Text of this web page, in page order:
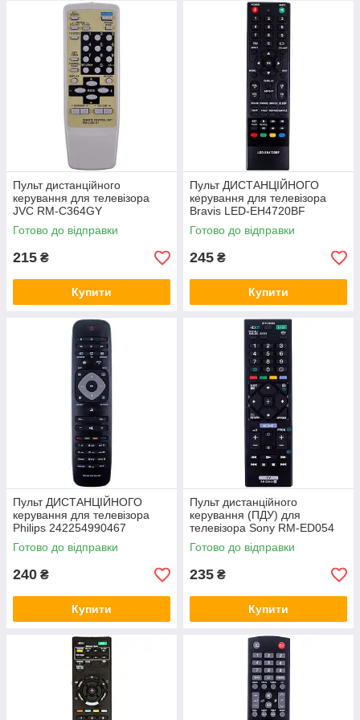
Пульт дистанційного
керування для телевізора
JVC RM-C364GY
Готово до відправки
215 ₴
Купити
Пульт ДИСТАНЦІЙНОГО
керування для телевізора
Bravis LED-EH4720BF
Готово до відправки
245 ₴
Купити
Пульт ДИСТАНЦІЙНОГО
керування для телевізора
Philips 242254990467
Готово до відправки
240 ₴
Купити
Пульт дистанційного
керування (ПДУ) для
телевізора Sony RM-ED054
Готово до відправки
235 ₴
Купити